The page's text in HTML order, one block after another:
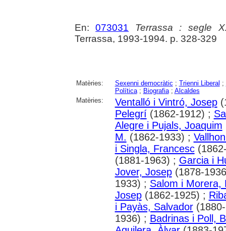
En:073031
Terrassa : segle
Terrassa, 1993-1994. p. 328-329
Matèries: Sexenni democràtic ; Trienni Liberal ;
Política; Biografia; Alcaldes
Matèries:
Ventalló i Vintró, Josep
Pelegrí(1862-1912) ;
Alegre i Pujals, Joaquim
M. (1862-1933) ;
i Singla, Francesc
(1881-1963) ; Garcia i
Jover, Josep(1878-
1933) ; Salom i Morera,
Josep(1862-1925) ;
i Payàs, Salvador
1936) ; Badrinas i Poll,